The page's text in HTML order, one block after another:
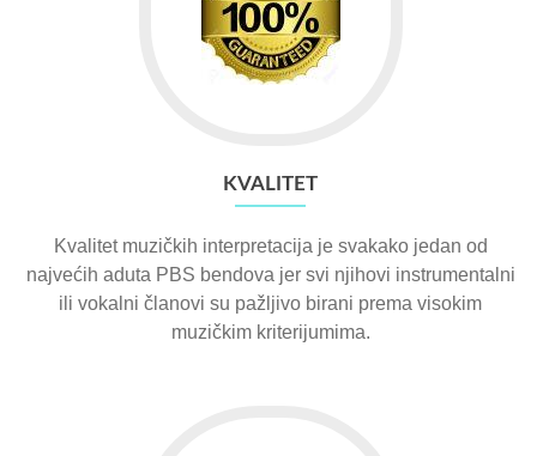
KVALITET
Kvalitet muzičkih interpretacija je svakako jedan od
najvećih aduta PBS bendova jer svi njihovi instrumentalni
ili vokalni članovi su pažljivo birani prema visokim
muzičkim kriterijumima.